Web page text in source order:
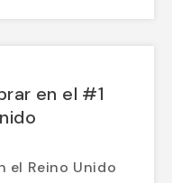
en el #1
el Reino Unido